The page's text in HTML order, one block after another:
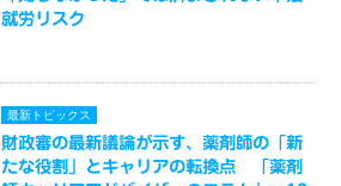
就労リスク
最新トピックス
財政審の最新議論が示す、薬剤師の「新
たな役割」とキャリアの転換点 「薬剤